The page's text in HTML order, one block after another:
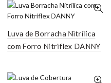
Luva de Borracha Nitrílica
com Forro Nitriflex DANNY